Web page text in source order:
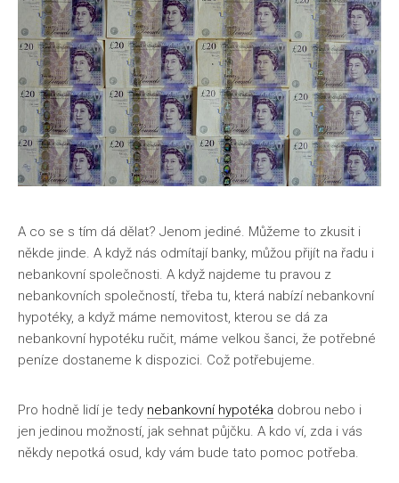
A co se s tím dá dělat? Jenom jediné. Můžeme to zkusit i
někde jinde. A když nás odmítají banky, můžou přijít na řadu i
nebankovní společnosti. A když najdeme tu pravou z
nebankovních společností, třeba tu, která nabízí nebankovní
hypotéky, a když máme nemovitost, kterou se dá za
nebankovní hypotéku ručit, máme velkou šanci, že potřebné
peníze dostaneme k dispozici. Což potřebujeme.
Pro hodně lidí je tedy nebankovní hypotéka dobrou nebo i
jen jedinou možností, jak sehnat půjčku. A kdo ví, zda i vás
někdy nepotká osud, kdy vám bude tato pomoc potřeba.